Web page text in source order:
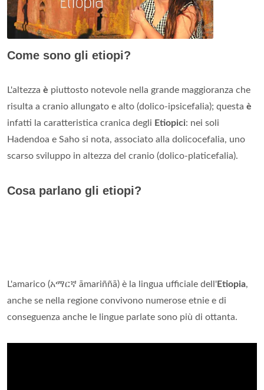
Come sono gli etiopi?
L'altezza è piuttosto notevole nella grande maggioranza che
risulta a cranio allungato e alto (dolico-ipsicefalia); questa è
infatti la caratteristica cranica degli Etiopici: nei soli
Hadendoa e Saho si nota, associato alla dolicocefalia, uno
scarso sviluppo in altezza del cranio (dolico-platicefalia).
Cosa parlano gli etiopi?
L'amarico (አማርኛ āmariññā) è la lingua ufficiale dell'Etiopia,
anche se nella regione convivono numerose etnie e di
conseguenza anche le lingue parlate sono più di ottanta.